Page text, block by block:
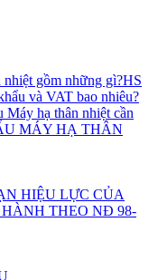
nhiệt gồm những gì?HS
và VAT bao nhiêu?
Máy hạ thân nhiệt cần
MÁY HẠ THÂN
HIỆU LỰC CỦA
HÀNH THEO NĐ 98-